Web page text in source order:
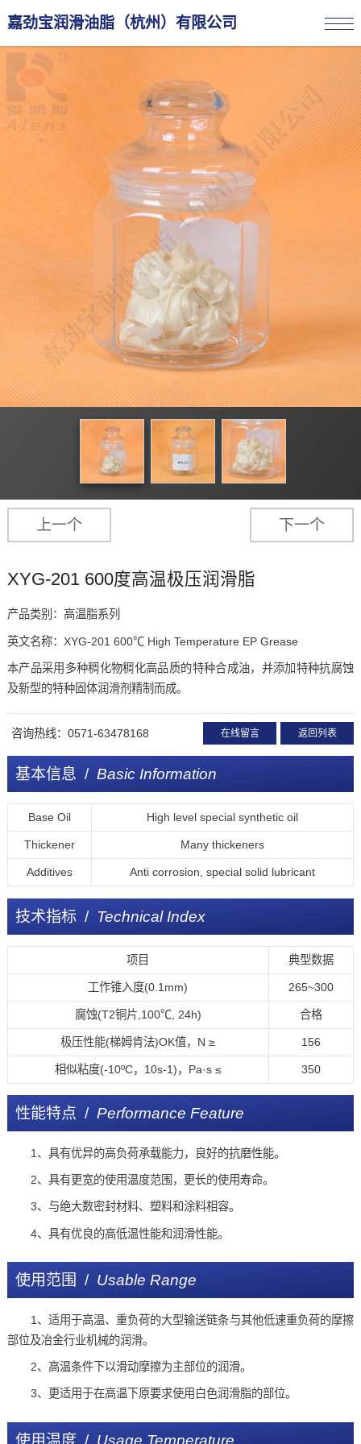
嘉劲宝润滑油脂（杭州）有限公司
上一个 下一个
XYG-201 600度高温极压润滑脂
产品类别：高温脂系列
英文名称：XYG-201 600℃ High Temperature EP Grease
本产品采用多种稠化物稠化高品质的特种合成油，并添加特种抗腐蚀
及新型的特种固体润滑剂精制而成。
咨询热线： 0571-63478168 返回列表
在线留言
基本信息 / Basic Information
Base Oil High level special synthetic oil
Thickener Many thickeners
Additives Anti corrosion, special solid lubricant
技术指标 / Technical Index
项目 典型数据
工作锥入度(0.1mm) 265~300
腐蚀(T2铜片,100℃, 24h) 合格
极压性能(梯姆肯法)OK值，N ≥ 156
相似粘度(-10ºC，10s-1)，Pa·s ≤ 350
性能特点 / Performance Feature
1、具有优异的高负荷承载能力，良好的抗磨性能。
2、具有更宽的使用温度范围，更长的使用寿命。
3、与绝大数密封材料、塑料和涂料相容。
4、具有优良的高低温性能和润滑性能。
使用范围 / Usable Range
1、适用于高温、重负荷的大型输送链条与其他低速重负荷的摩擦
部位及冶金行业机械的润滑。
2、高温条件下以滑动摩擦为主部位的润滑。
3、更适用于在高温下原要求使用白色润滑脂的部位。
使用温度 / Usage Temperature